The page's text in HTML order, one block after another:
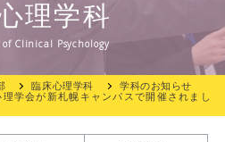
理学科
Clinical Psychology
臨床心理学科
学科のお知らせ
理学会が新札幌キャンパスで開催されまし